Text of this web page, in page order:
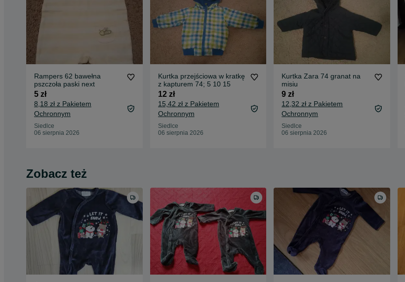
Rampers 62 bawełna
pszczoła paski next
5 zł
8,18 zł z Pakietem
Ochronnym
Siedlce
06 sierpnia 2026
Kurtka przejściowa w kratkę
z kapturem 74; 5 10 15
12 zł
15,42 zł z Pakietem
Ochronnym
Siedlce
06 sierpnia 2026
Kurtka Zara 74 granat na
misiu
9 zł
12,32 zł z Pakietem
Ochronnym
Siedlce
06 sierpnia 2026
Zobacz też